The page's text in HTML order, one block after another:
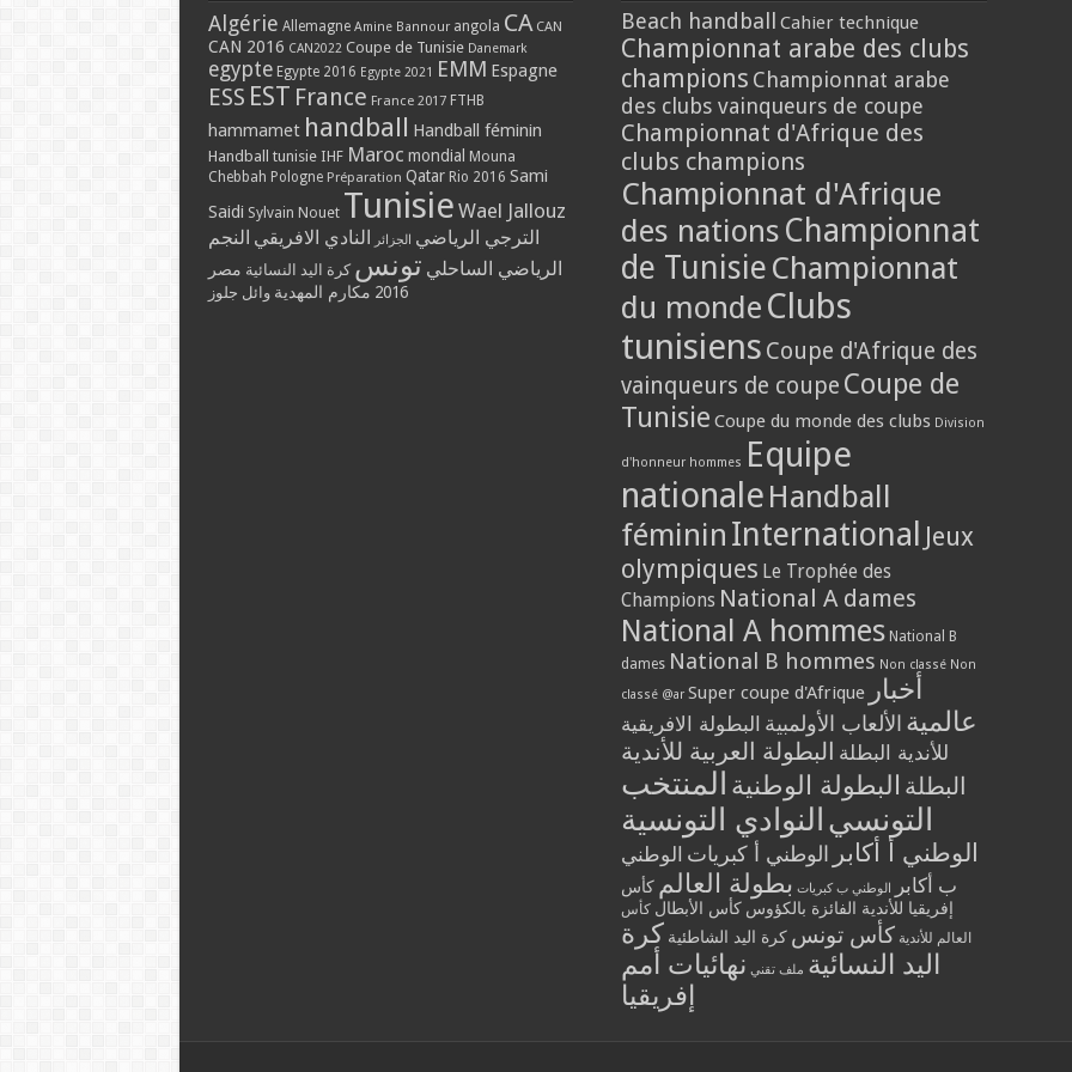
Algérie Allemagne Amine Bannour angola CA CAN
CAN 2016 CAN2022 Coupe de Tunisie Danemark
egypte Egypte 2016 Egypte 2021 EMM Espagne
ESS EST France France 2017 FTHB
hammamet handball Handball féminin
Handball tunisie IHF Maroc mondial Mouna
Chebbah Pologne Préparation Qatar Rio 2016 Sami
Saidi Sylvain Nouet Tunisie Wael Jallouz
الترجي الرياضي الجزائر النادي الافريقي النجم
الرياضي الساحلي تونس كرة اليد النسائية مصر
2016 مكارم المهدية وائل جلوز
Beach handball Cahier technique
Championnat arabe des clubs
champions Championnat arabe
des clubs vainqueurs de coupe
Championnat d'Afrique des
clubs champions
Championnat d'Afrique
des nations Championnat
de Tunisie Championnat
du monde Clubs
tunisiens Coupe d'Afrique des
vainqueurs de coupe Coupe de
Tunisie Coupe du monde des clubs Division
d'honneur hommes Equipe
nationale Handball
féminin International Jeux
olympiques Le Trophée des
Champions National A dames
National A hommes National B
dames National B hommes Non classé Non
classé @ar Super coupe d'Afrique أخبار
عالمية الألعاب الأولمبية البطولة الافريقية
للأندية البطلة البطولة العربية للأندية
البطلة البطولة الوطنية المنتخب
التونسي النوادي التونسية
الوطني أ أكابر الوطني أ كبريات الوطني
ب أكابر
الوطني ب كبريات بطولة العالم كأس
إفريقيا للأندية الفائزة بالكؤوس كأس الأبطال كأس
العالم للأندية كأس تونس كرة اليد الشاطئية كرة
اليد النسائية ملف تقني نهائيات أمم
إفريقيا